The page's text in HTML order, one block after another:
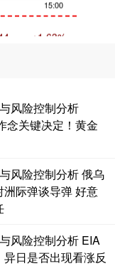
+0.07%
风险控制分析
念关键决定！黄金
风险控制分析 俄乌
际弹谈导弹 好意
风险控制分析 EIA
日是否出现看涨反